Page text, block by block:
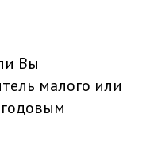
Вы
малого или